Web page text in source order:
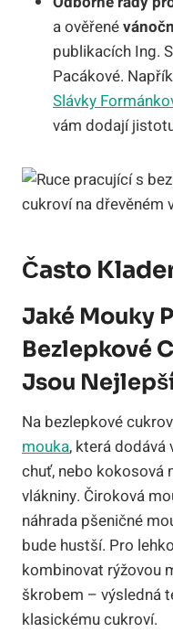
a ověřené
publikacích Ing.
Pacákové.
Slávky
vám dodají
Často
Jaké Mouky
Bezlepkové
Jsou
Na bezlepkové
mouka, která
chuť, nebo kokosová
vlákniny. Čiroková
náhrada pšeničné
bude hustší. Pro
kombinovat rýžovou
škrobem – výsledná
klasickému cukroví.